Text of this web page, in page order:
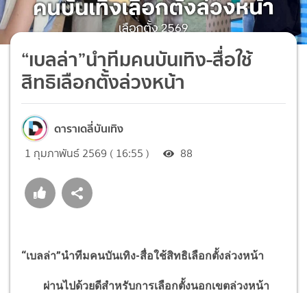
“เบลล่า”นำทีมคนบันเทิง-สื่อใช้
สิทธิเลือกตั้งล่วงหน้า
ดาราเดลี่บันเทิง
1 กุมภาพันธ์ 2569 ( 16:55 ) 88
“เบลล่า”นำทีมคนบันเทิง-สื่อใช้สิทธิเลือกตั้งล่วงหน้า
ผ่านไปด้วยดีสำหรับการเลือกตั้งนอกเขตล่วงหน้า